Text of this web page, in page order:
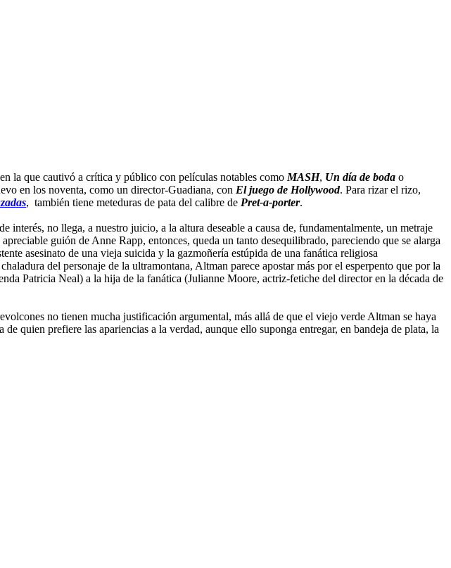
la que cautivó a crítica y público con películas notables como MASH, Un día de boda o
en los noventa, como un director-Guadiana, con El juego de Hollywood. Para rizar el rizo,
, también tiene meteduras de pata del calibre de Pret-a-porter.
interés, no llega, a nuestro juicio, a la altura deseable a causa de, fundamentalmente, un metraje
guión de Anne Rapp, entonces, queda un tanto desequilibrado, pareciendo que se alarga
asesinato de una vieja suicida y la gazmoñería estúpida de una fanática religiosa
del personaje de la ultramontana, Altman parece apostar más por el esperpento que por la
Patricia Neal) a la hija de la fanática (Julianne Moore, actriz-fetiche del director en la década de
no tienen mucha justificación argumental, más allá de que el viejo verde Altman se haya
quien prefiere las apariencias a la verdad, aunque ello suponga entregar, en bandeja de plata, la